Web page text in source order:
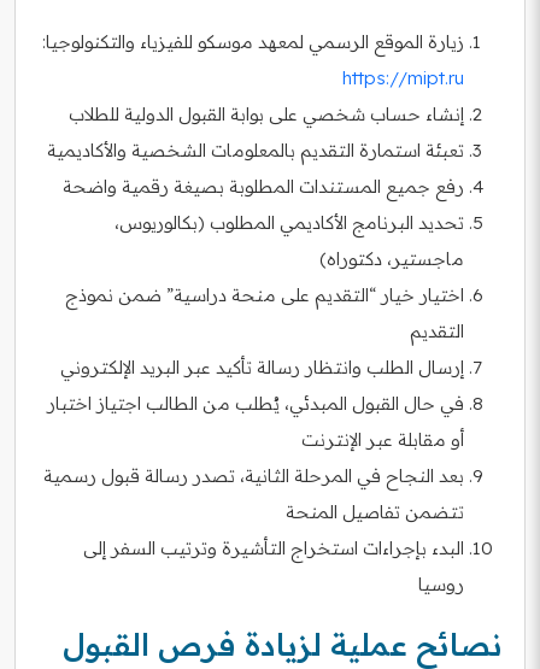
زيارة الموقع الرسمي لمعهد موسكو للفيزياء والتكنولوجيا:
https://mipt.ru
إنشاء حساب شخصي على بوابة القبول الدولية للطلاب
تعبئة استمارة التقديم بالمعلومات الشخصية والأكاديمية
رفع جميع المستندات المطلوبة بصيغة رقمية واضحة
تحديد البرنامج الأكاديمي المطلوب (بكالوريوس،
ماجستير، دكتوراه)
اختيار خيار “التقديم على منحة دراسية” ضمن نموذج
التقديم
إرسال الطلب وانتظار رسالة تأكيد عبر البريد الإلكتروني
في حال القبول المبدئي، يُطلب من الطالب اجتياز اختبار
أو مقابلة عبر الإنترنت
بعد النجاح في المرحلة الثانية، تصدر رسالة قبول رسمية
تتضمن تفاصيل المنحة
البدء بإجراءات استخراج التأشيرة وترتيب السفر إلى
روسيا
نصائح عملية لزيادة فرص القبول